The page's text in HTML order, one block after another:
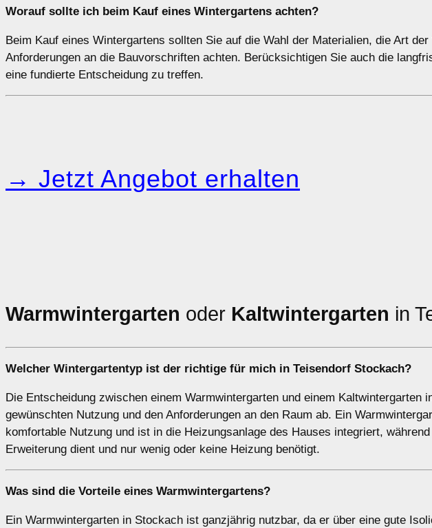
Worauf sollte ich beim Kauf eines Wintergartens achten?
Beim Kauf eines Wintergartens sollten Sie auf die Wahl der Materialien, die Art
Anforderungen an die Bauvorschriften achten. Berücksichtigen Sie auch die
eine fundierte Entscheidung zu treffen.
→ Jetzt Angebot erhalten
Warmwintergarten oder Kaltwintergarten in
Welcher Wintergartentyp ist der richtige für mich in Teisendorf Stockach?
Die Entscheidung zwischen einem Warmwintergarten und einem Kaltwintergarten
gewünschten Nutzung und den Anforderungen an den Raum ab. Ein
komfortable Nutzung und ist in die Heizungsanlage des Hauses integriert,
Erweiterung dient und nur wenig oder keine Heizung benötigt.
Was sind die Vorteile eines Warmwintergartens?
Ein Warmwintergarten in Stockach ist ganzjährig nutzbar, da er über eine gute